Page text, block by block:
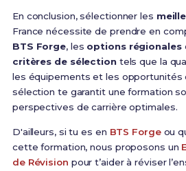
En conclusion, sélectionner les
France nécessite de prendre en
BTS Forge, les options régionales
critères de sélectiontels que la
les équipements et les opportunités
sélection te garantit une formation
perspectives de carrière optimales.
D'ailleurs, si tu es en BTS Forgeou
cette formation, nous proposons un
de Révision pour t’aider à réviser